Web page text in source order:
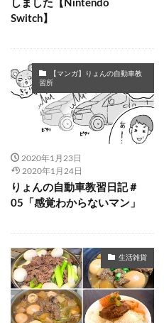
しました【Nintendo
Switch】
【マンガ】りょんの自動車教
習所
2020年1月23日
2020年1月24日
りょんの自動車教習日記＃
05「感覚わからないマン」
生活雑貨